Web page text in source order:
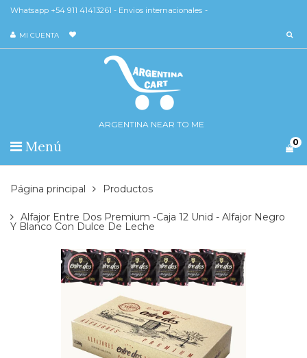
Whatsapp +54 911 41413261 - Envios internacionales -
MI CUENTA
ARGENTINA NEAR TO ME
Menú 0
Página principal Productos
Alfajor Entre Dos Premium -Caja 12 Unid - Alfajor Negro
Y Blanco Con Dulce De Leche